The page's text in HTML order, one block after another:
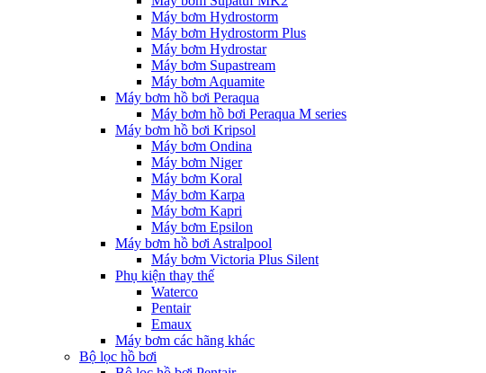
Máy bơm Hydrostorm
Máy bơm Hydrostorm Plus
Máy bơm Hydrostar
Máy bơm Supastream
Máy bơm Aquamite
Máy bơm hồ bơi Peraqua
Máy bơm hồ bơi Peraqua M series
Máy bơm hồ bơi Kripsol
Máy bơm Ondina
Máy bơm Niger
Máy bơm Koral
Máy bơm Karpa
Máy bơm Kapri
Máy bơm Epsilon
Máy bơm hồ bơi Astralpool
Máy bơm Victoria Plus Silent
Phụ kiện thay thế
Waterco
Pentair
Emaux
Máy bơm các hãng khác
Bộ lọc hồ bơi